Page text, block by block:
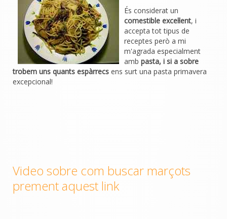
És considerat un
comestible excel·lent, i
accepta tot tipus de
receptes però a mi
m'agrada especialment
amb pasta, i si a sobre
trobem uns quants espàrrecs ens surt una pasta primavera
excepcional!
Video sobre com buscar marçots
prement aquest link